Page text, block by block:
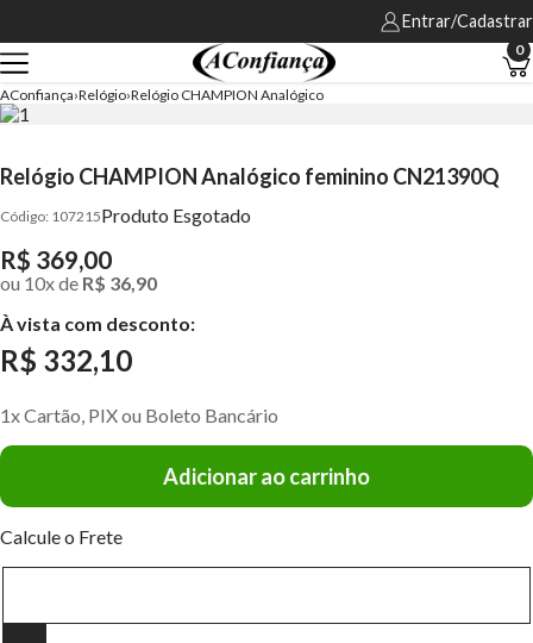
Entrar/Cadastrar
0
AConfiança Relógio Relógio CHAMPION Analógico
Relógio CHAMPION Analógico feminino CN21390Q
107215Produto Esgotado
R$ 369,00
ou 10xde R$ 36,90
À vista com desconto:
R$ 332,10
1x Cartão, PIX ou Boleto Bancário
Adicionar ao carrinho
Calcule o Frete